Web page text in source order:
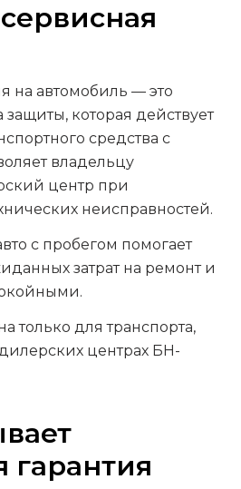
на автомобиль — это
которая действует
средства с
владельцу
центр при
неисправностей.
с пробегом помогает
затрат на ремонт и
только для транспорта,
центрах БН-
гарантия